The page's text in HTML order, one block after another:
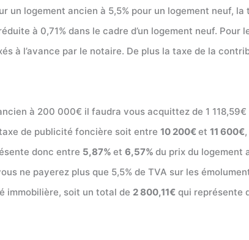
un logement ancien à 5,5% pour un logement neuf,
à 0,71% dans le cadre d’un logement neuf.
à l’avance par le notaire. De plus la taxe de la
à 200 000€ il faudra vous acquittez de 1
de publicité foncière soit entre 10 200€et 11 600€
donc entre 5,87% et 6,57% du prix du logement
ne payerez plus que 5,5% de TVA sur les
immobilière, soit un total de 2 800,11€ qui représente